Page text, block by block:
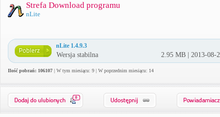
Strefa Download programu
nLite
nLite 1.4.9.3
Wersja stabilna 2.95 MB | 2013-08-
Ilość pobrań: 106107 | W tym miesiącu: 9 | W poprzednim miesiącu: 14
0